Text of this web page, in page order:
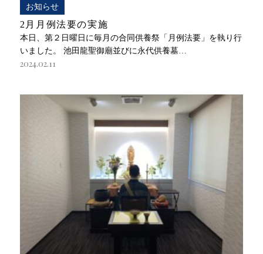
お知らせ
2月月例法要の実施
本日、第２日曜日に毎月の合同供養祭「月例法要」を執り行
いました。 池田龍聖御廟並びに永代供養墓…
2024.02.11